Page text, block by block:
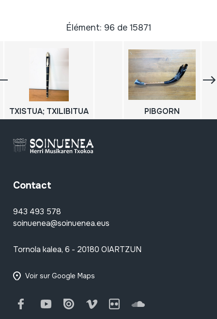
Élément: 96 de 15871
TXISTUA; TXILIBITUA PIBGORN
Contact
943 493 578
soinuenea@soinuenea.eus
Tornola kalea, 6 - 20180 OIARTZUN
Voir sur Google Maps
FacebookYoutube Issuu Vimeo Flickr SoundCloud